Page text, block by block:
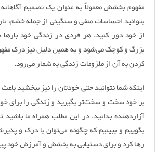
مفهوم بخشش معمولاً به عنوان یک تصمیم
بتوانید احساسات منفی و سنگینی از جمله خشم،
از خود دور کنید. هر فردی در زندگی خود بار‌ها
بزرگ و کوچک می‌شود و به همین دلیل نیز درک
کردن به آن از ملزومات زندگی به شمار می‌رود.
اینکه شما نتوانید حتی خودتان را نیز ببخشید
بر خود سخت و سخت‌تر بگیرید و زندگی را برای
آزاردهنده بدانید. در این مطلب همراه ما باشید
بگوییم و ببینیم که چگونه می‌توان با درک و
رها کرد و برای دستیابی به بخشش و آمرزش